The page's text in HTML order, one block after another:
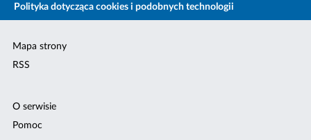
Polityka dotycząca cookies i podobnych technologii
Mapa strony
RSS
O serwisie
Pomoc